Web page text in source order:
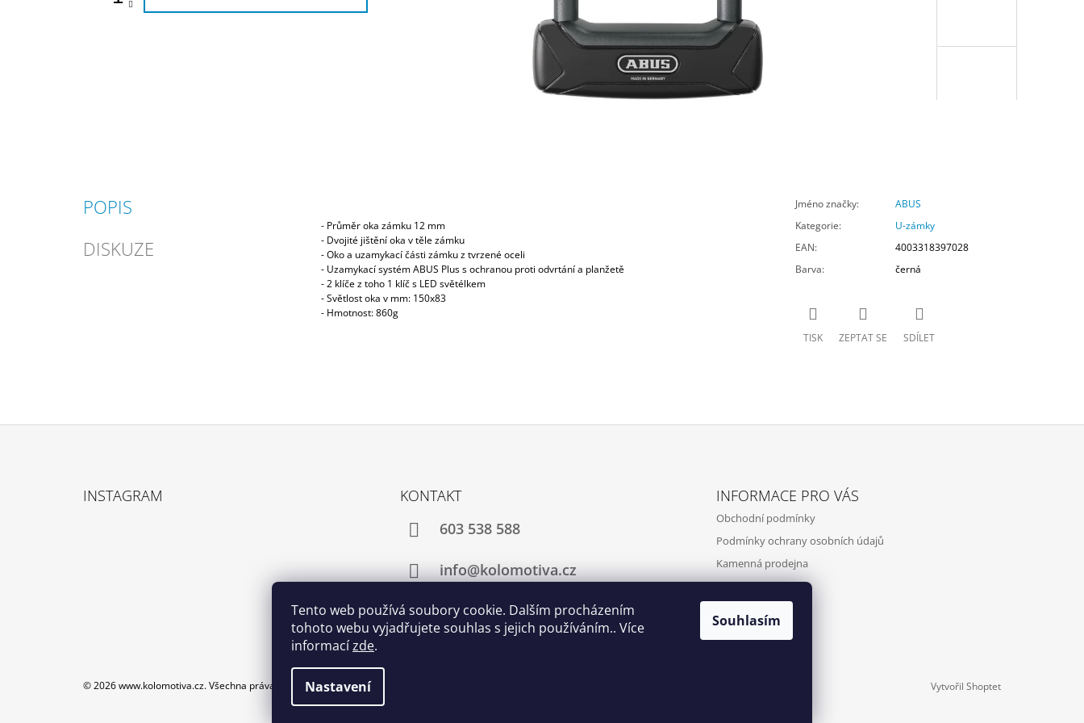
Tento web používá soubory cookie. Dalším procházením
tohoto webu vyjadřujete souhlas s jejich používáním.. Více
informacízde.
Nastavení
Souhlasím
POPIS
DISKUZE
- Průměr oka zámku 12 mm
- Dvojité jištění oka v těle zámku
- Oko a uzamykací části zámku z tvrzené oceli
- Uzamykací systém ABUS Plus s ochranou proti odvrtání a planžetě
- 2 klíče z toho 1 klíč s LED světélkem
- Světlost oka v mm: 150x83
- Hmotnost: 860g
Jméno značky:
ABUS
Kategorie:
U-zámky
EAN:
4003318397028
Barva: černá
TISK ZEPTAT SE SDÍLET
INSTAGRAM
KONTAKT
603 538 588
info@kolomotiva.cz
Instagram
INFORMACE PRO VÁS
Obchodní podmínky
Podmínky ochrany osobních údajů
Kamenná prodejna
Kontakty
Vytvořil Shoptet
© 2026 www.kolomotiva.cz. Všechna práva vyhrazena.Upravit nastavení cookies